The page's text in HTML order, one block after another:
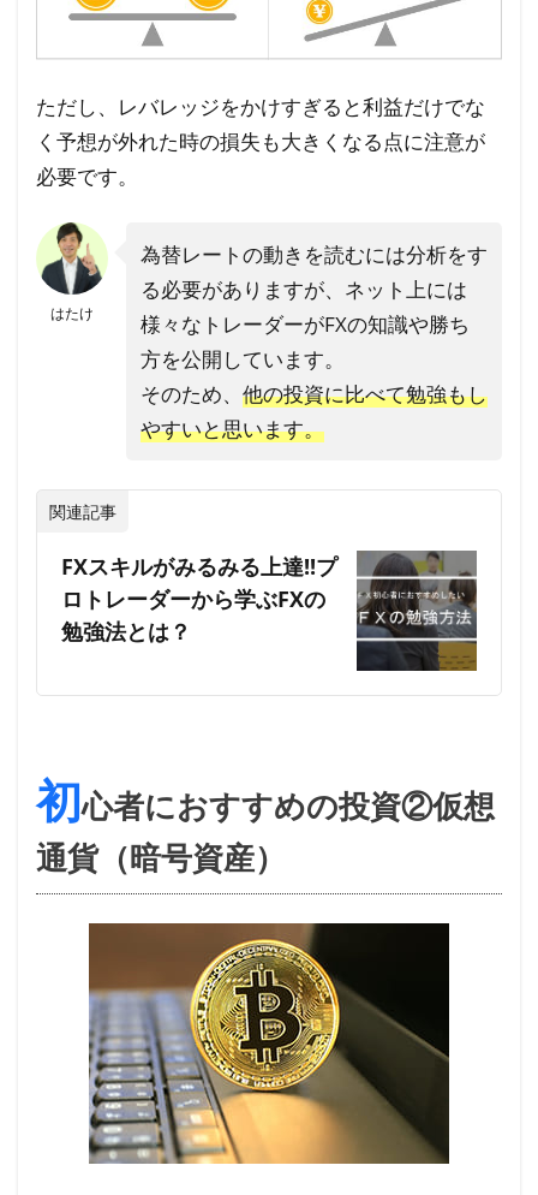
ただし、レバレッジをかけすぎると利益だけでな
く予想が外れた時の損失も大きくなる点に注意が
必要です。
はたけ
為替レートの動きを読むには分析をす
る必要がありますが、ネット上には
様々なトレーダーがFXの知識や勝ち
方を公開しています。
そのため、 他の投資に比べて勉強もし
やすいと思います。
関連記事
FXスキルがみるみる上達!!プ
ロトレーダーから学ぶFXの
勉強法とは？
初心者におすすめの投資②仮想
通貨（暗号資産）